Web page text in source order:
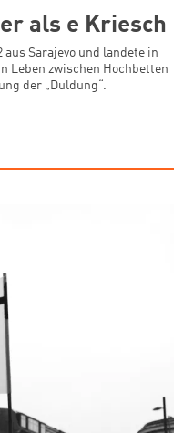
als e Kriesch
Sarajevo und landete in
Leben zwischen Hochbetten
der „Duldung“.